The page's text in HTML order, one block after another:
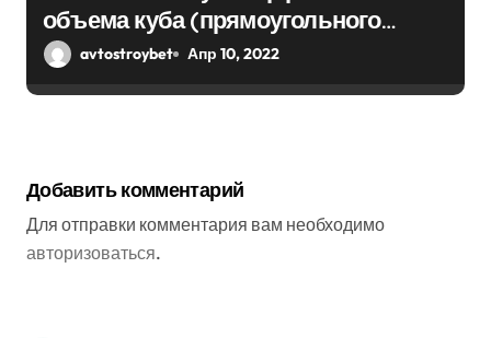
объема куба (прямоугольного
парралепипеда)
avtostroybet Апр 10, 2022
Добавить комментарий
Для отправки комментария вам необходимо
авторизоваться.